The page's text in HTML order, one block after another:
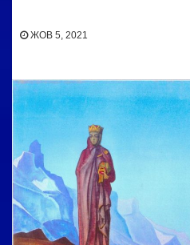
ЖОВ 5, 2021